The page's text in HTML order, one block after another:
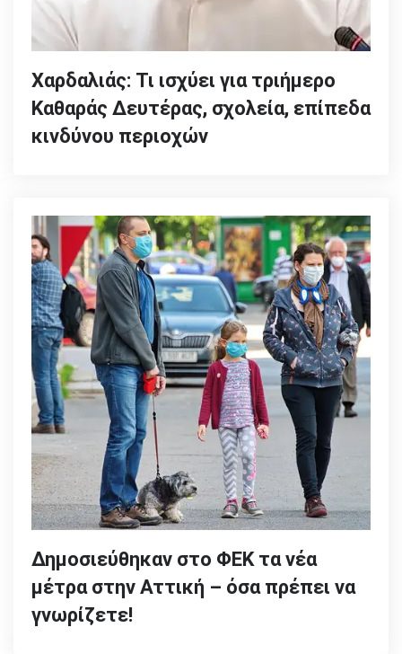
Χαρδαλιάς: Τι ισχύει για τριήμερο
Καθαράς Δευτέρας, σχολεία, επίπεδα
κινδύνου περιοχών
Δημοσιεύθηκαν στο ΦΕΚ τα νέα
μέτρα στην Αττική – όσα πρέπει να
γνωρίζετε!